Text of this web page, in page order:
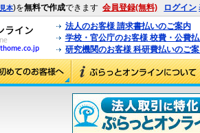
見本)を無料で作成できます 会員登録(無料) ログイン
法人のお客様 請求書払いのご案内
学校・官公庁のお客様 校費・公費
研究機関のお客様 科研費払いのご